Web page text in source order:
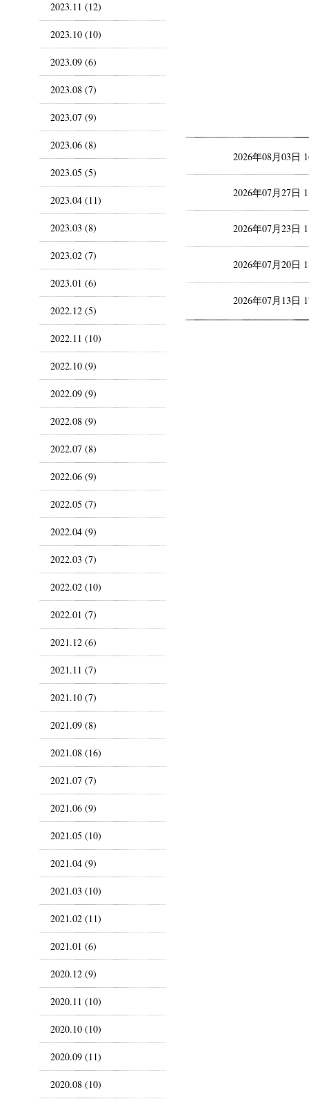
2026年08月03日
2026年07月27日
2026年07月23日
2026年07月20日
2026年07月13日
2023.11 (12)
2023.10 (10)
2023.09 (6)
2023.08 (7)
2023.07 (9)
2023.06 (8)
2023.05 (5)
2023.04 (11)
2023.03 (8)
2023.02 (7)
2023.01 (6)
2022.12 (5)
2022.11 (10)
2022.10 (9)
2022.09 (9)
2022.08 (9)
2022.07 (8)
2022.06 (9)
2022.05 (7)
2022.04 (9)
2022.03 (7)
2022.02 (10)
2022.01 (7)
2021.12 (6)
2021.11 (7)
2021.10 (7)
2021.09 (8)
2021.08 (16)
2021.07 (7)
2021.06 (9)
2021.05 (10)
2021.04 (9)
2021.03 (10)
2021.02 (11)
2021.01 (6)
2020.12 (9)
2020.11 (10)
2020.10 (10)
2020.09 (11)
2020.08 (10)